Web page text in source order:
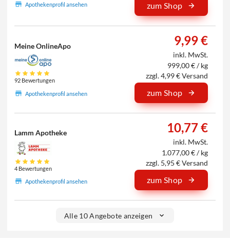
Apothekenprofil ansehen
zum Shop
Meine OnlineApo
92 Bewertungen
Apothekenprofil ansehen
9,99 €
inkl. MwSt.
999,00 € / kg
zzgl. 4,99 € Versand
zum Shop
Lamm Apotheke
4 Bewertungen
Apothekenprofil ansehen
10,77 €
inkl. MwSt.
1.077,00 € / kg
zzgl. 5,95 € Versand
zum Shop
Alle 10 Angebote anzeigen